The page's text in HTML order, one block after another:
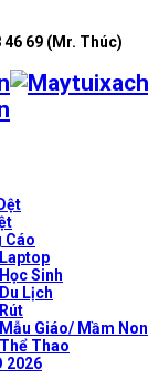
46 69 (Mr. Thúc)
Cáo
Sinh
Lịch
Giáo/ Mầm Non
Thao
2026